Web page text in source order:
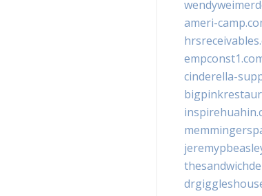
ameri-
cinderella-